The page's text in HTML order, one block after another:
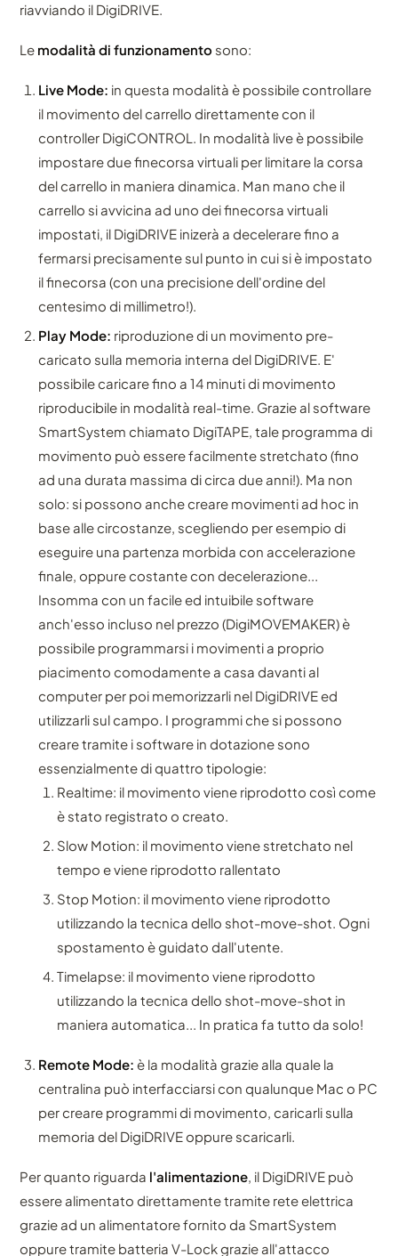
riavviando il DigiDRIVE.
Le modalità di funzionamento sono:
Live Mode: in questa modalità è possibile controllare
il movimento del carrello direttamente con il
controller DigiCONTROL. In modalità live è possibile
impostare due finecorsa virtuali per limitare la corsa
del carrello in maniera dinamica. Man mano che il
carrello si avvicina ad uno dei finecorsa virtuali
impostati, il DigiDRIVE inizerà a decelerare fino a
fermarsi precisamente sul punto in cui si è impostato
il finecorsa (con una precisione dell'ordine del
centesimo di millimetro!).
Play Mode: riproduzione di un movimento pre-
caricato sulla memoria interna del DigiDRIVE. E'
possibile caricare fino a 14 minuti di movimento
riproducibile in modalità real-time. Grazie al software
SmartSystem chiamato DigiTAPE, tale programma di
movimento può essere facilmente stretchato (fino
ad una durata massima di circa due anni!). Ma non
solo: si possono anche creare movimenti ad hoc in
base alle circostanze, scegliendo per esempio di
eseguire una partenza morbida con accelerazione
finale, oppure costante con decelerazione...
Insomma con un facile ed intuibile software
anch'esso incluso nel prezzo (DigiMOVEMAKER) è
possibile programmarsi i movimenti a proprio
piacimento comodamente a casa davanti al
computer per poi memorizzarli nel DigiDRIVE ed
utilizzarli sul campo. I programmi che si possono
creare tramite i software in dotazione sono
essenzialmente di quattro tipologie:
Realtime: il movimento viene riprodotto così come
è stato registrato o creato.
Slow Motion: il movimento viene stretchato nel
tempo e viene riprodotto rallentato
Stop Motion: il movimento viene riprodotto
utilizzando la tecnica dello shot-move-shot. Ogni
spostamento è guidato dall'utente.
Timelapse: il movimento viene riprodotto
utilizzando la tecnica dello shot-move-shot in
maniera automatica... In pratica fa tutto da solo!
Remote Mode: è la modalità grazie alla quale la
centralina può interfacciarsi con qualunque Mac o PC
per creare programmi di movimento, caricarli sulla
memoria del DigiDRIVE oppure scaricarli.
Per quanto riguarda l'alimentazione, il DigiDRIVE può
essere alimentato direttamente tramite rete elettrica
grazie ad un alimentatore fornito da SmartSystem
oppure tramite batteria V-Lock grazie all'attacco